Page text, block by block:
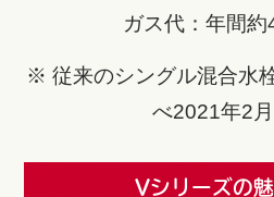
ガス代：年間
※ 従来のシングル混合水
べ2021年2月
Vシリーズの